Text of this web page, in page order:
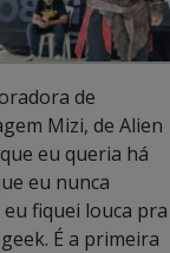
de
Mizi, de Alien
eu queria há
eu nunca
fiquei louca pra
É a primeira